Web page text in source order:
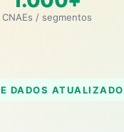
CNAEs / segmentos
DADOS